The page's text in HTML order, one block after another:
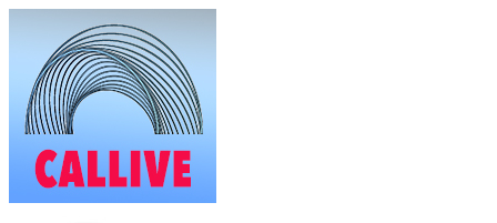
contenuto